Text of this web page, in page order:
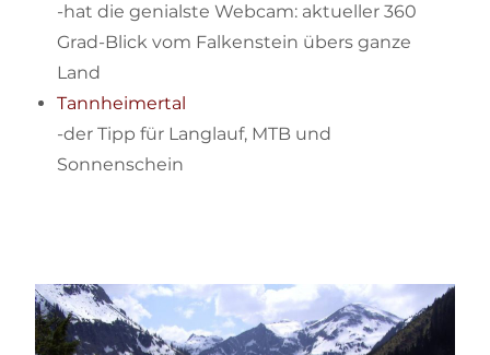
-hat die genialste Webcam: aktueller 360
Grad-Blick vom Falkenstein übers ganze
Land
Tannheimertal
-der Tipp für Langlauf, MTB und
Sonnenschein